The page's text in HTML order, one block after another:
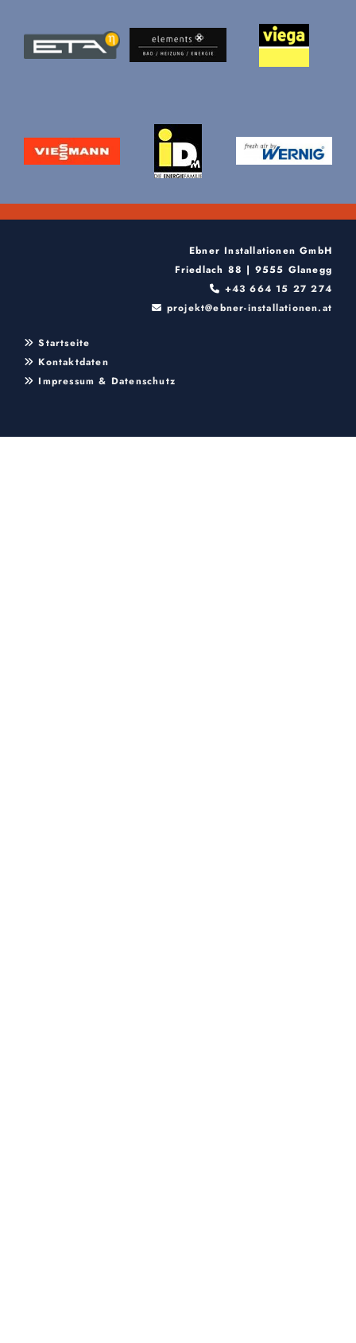
Ebner Installationen GmbH
Friedlach 88 | 9555 Glanegg
 +43 664 15 27 274
 projekt@ebner-installationen.at
 Startseite
 Kontaktdaten
 Impressum & Datenschutz